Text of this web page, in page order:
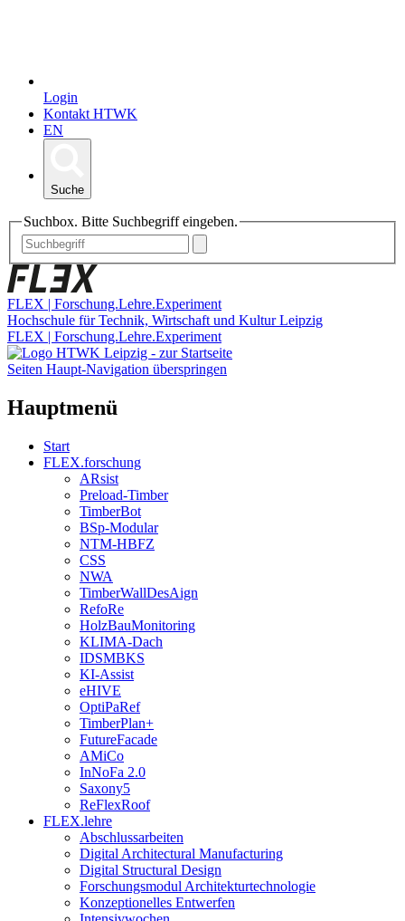
Login
Kontakt HTWK
EN
Suche
Suchbox. Bitte Suchbegriff eingeben.
FLEX | Forschung.Lehre.Experiment
Hochschule für Technik, Wirtschaft und Kultur Leipzig
FLEX | Forschung.Lehre.Experiment
Seiten Haupt-Navigation überspringen
Hauptmenü
Start
FLEX.forschung
ARsist
Preload-Timber
TimberBot
BSp-Modular
NTM-HBFZ
CSS
NWA
TimberWallDesAign
RefoRe
HolzBauMonitoring
KLIMA-Dach
IDSMBKS
KI-Assist
eHIVE
OptiPaRef
TimberPlan+
FutureFacade
AMiCo
InNoFa 2.0
Saxony5
ReFlexRoof
FLEX.lehre
Abschlussarbeiten
Digital Architectural Manufacturing
Digital Structural Design
Forschungsmodul Architekturtechnologie
Konzeptionelles Entwerfen